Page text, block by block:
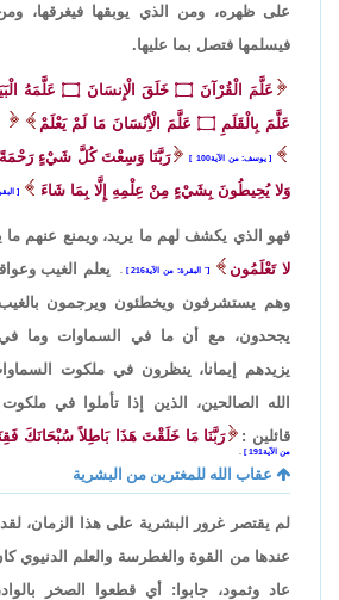
على ظهره، ومن الذي يوبقها فيغرقها،
فيسلمها فتصل بما عليها.
عَلَّمَ الْقُرْآنَ ۝ خَلَقَ الْإِنسَانَ ۝ عَلَّمَهُ
عَلَّمَ بِالْقَلَمِ ۝ عَلَّمَ الْأِنْسَانَ مَا لَمْ يَعْلَمْ
يوسف: من الآية100 رَبَّنَا وَسِعْتَ كُلَّ شَيْءٍ رَحْمَةً
وَلا يُحِيطُونَ بِشَيْءٍ مِنْ عِلْمِهِ إِلَّا بِمَا شَاءَ
فهو الذي يكشف لهم ما يريد، ويمنع عنهم ما
لا تَعْلَمُون
َ البقرة: من الآية216
يعلم الغيب
وهم يستشرفون ويخطئون ويرجمون
يجحدون، مع أن ما في السماوات وما
يزيدهم إيمانا، ينظرون في ملكوت
الله الصالحين، الذين إذا تأملوا في ملكوت
قائلين :
رَبَّنَا مَا خَلَقْتَ هَذَا بَاطِلاً سُبْحَانَكَ
من الآية191
عقاب الله للمغترين من البشرية
لم يقتصر غرور البشرية على هذا الزمان،
عندها من القوة والغطرسة والعلم الدنيوي
عاد وثمود، جابوا: أي قطعوا الصخر